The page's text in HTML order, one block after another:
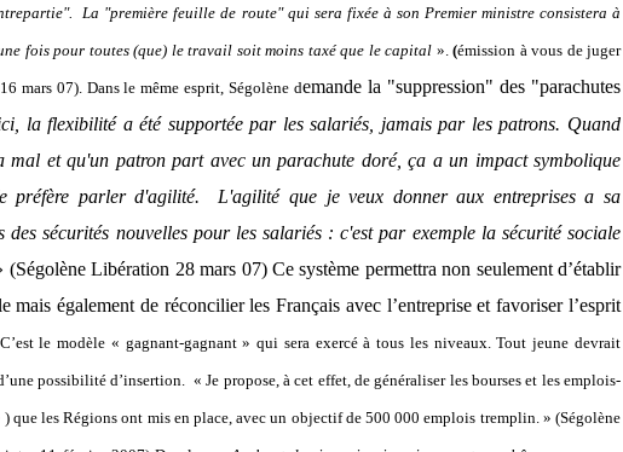
La "première feuille de route" qui sera fixée à son Premier ministre consistera à
fois pour toutes (que) le travail soit moins taxé que le capital ».(émission à vous de juger
mars 07). Dans le même esprit, Ségolène demande la "suppression" des "parachutes
la flexibilité a été supportée par les salariés, jamais par les patrons. Quand
mal et qu'un patron part avec un parachute doré, ça a un impact symbolique
préfère parler d'agilité.
L'agilité que je veux donner aux entreprises a sa
des sécurités nouvelles pour les salariés : c'est par exemple la sécurité sociale
(Ségolène Libération 28 mars 07)Ce système permettra non seulement d’établir
mais également de réconcilier les Français avec l’entreprise et favoriser l’esprit
C’est le modèle « gagnant-gagnant » qui sera exercé à tous les niveaux. Tout jeune devrait
possibilité d’insertion. « Je propose, à cet effet, de généraliser les bourses et les emplois-
) que les Régions ont mis en place, avec un objectif de 500 000 emplois tremplin. » (Ségolène